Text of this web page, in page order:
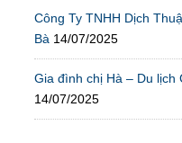
Công Ty TNHH Dịch
Bà 14/07/2025
Gia đình chị Hà – Du lịch
14/07/2025